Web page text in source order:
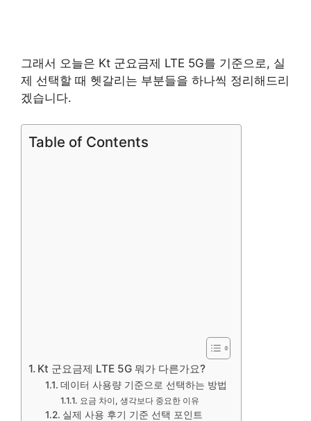
그래서 오늘은 Kt 군요금제 LTE 5G를 기준으로, 실
제 선택할 때 헷갈리는 부분들을 하나씩 정리해드리
겠습니다.
Table of Contents
Kt 군요금제 LTE 5G 뭐가 다른가요?
데이터 사용량 기준으로 선택하는 방법
요금 차이, 생각보다 중요한 이유
실제 사용 후기 기준 선택 포인트